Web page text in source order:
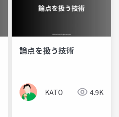
論点を扱う技術
KATO 4.9K